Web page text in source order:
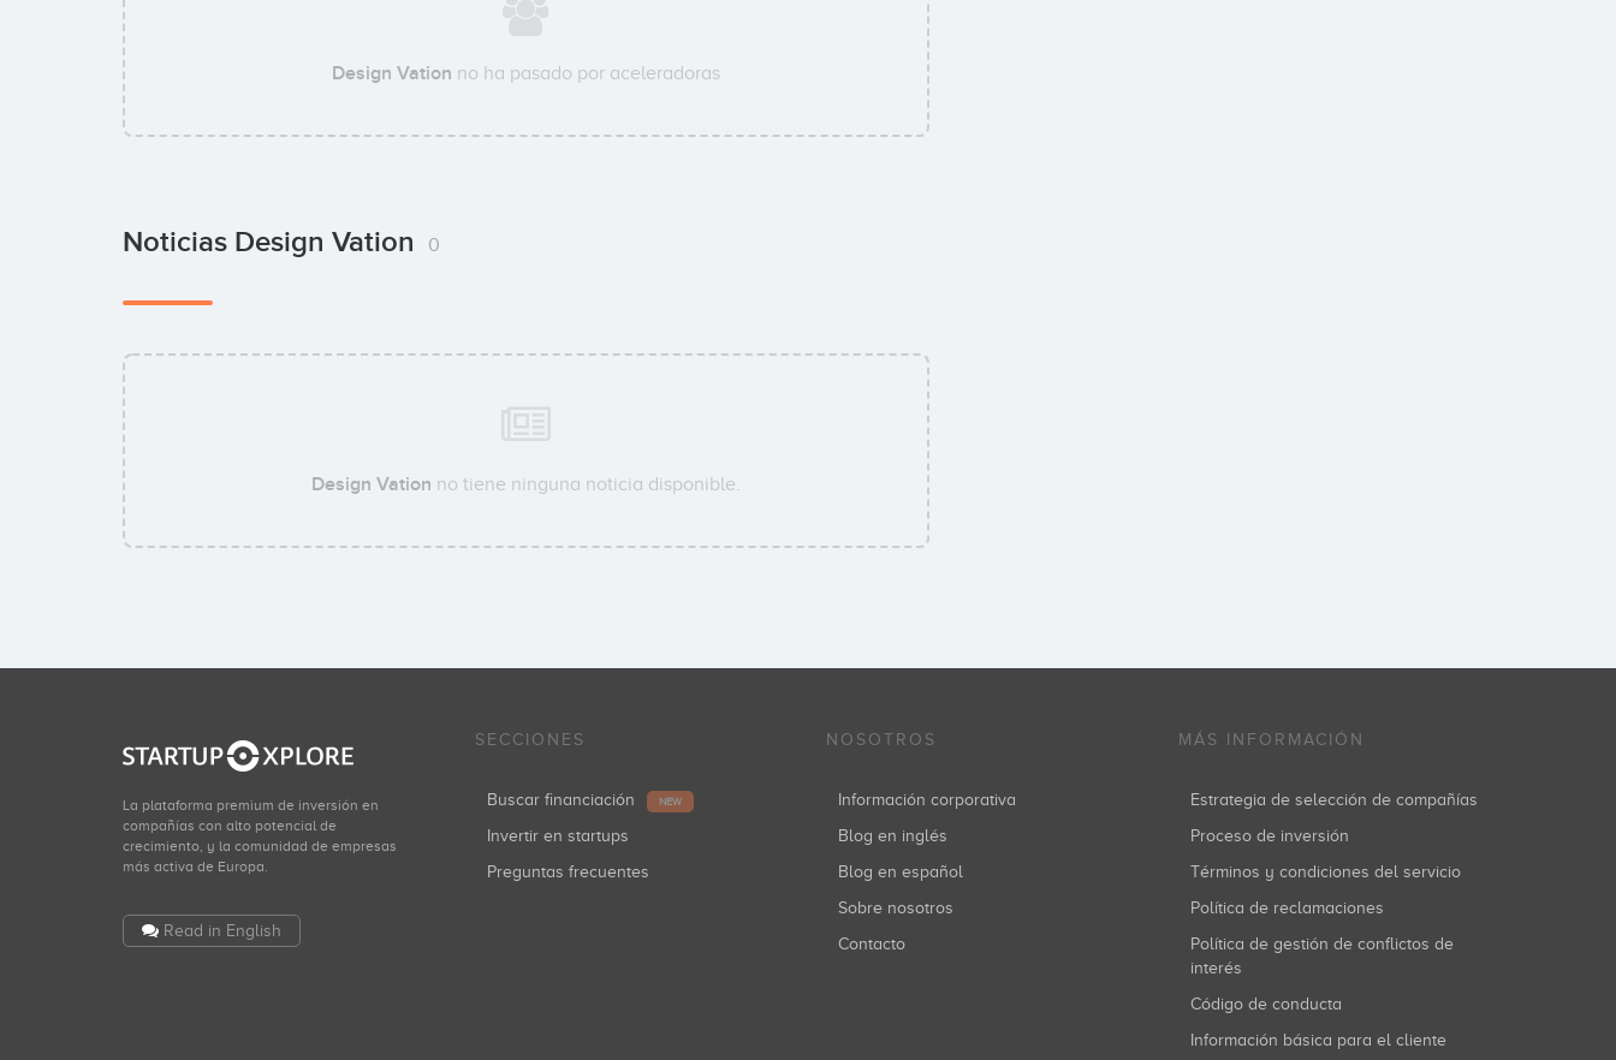
Design Vation no ha pasado por aceleradoras
Noticias Design Vation 0
Design Vation no tiene ninguna noticia disponible.
La plataforma premium de inversión en
compañías con alto potencial de
crecimiento, y la comunidad de empresas
más activa de Europa.
Read in English
SECCIONES
Buscar financiación NEW
Invertir en startups
Preguntas frecuentes
NOSOTROS
Información corporativa
Blog en inglés
Blog en español
Sobre nosotros
Contacto
MÁS INFORMACIÓN
Estrategia de selección de compañías
Proceso de inversión
Términos y condiciones del servicio
Política de reclamaciones
Política de gestión de conflictos de
interés
Código de conducta
Información básica para el cliente